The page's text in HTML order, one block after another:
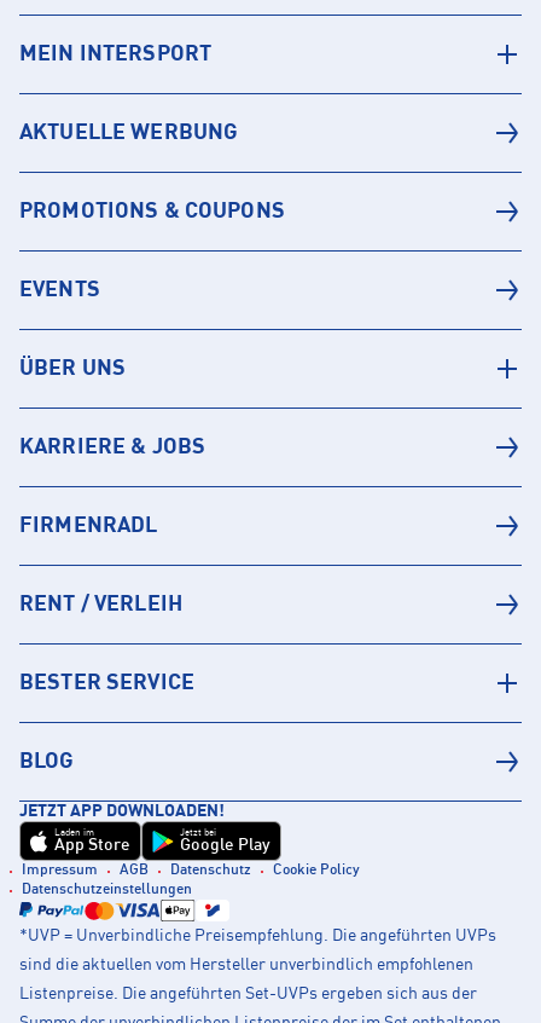
MEIN INTERSPORT
AKTUELLE WERBUNG
PROMOTIONS & COUPONS
EVENTS
ÜBER UNS
KARRIERE & JOBS
FIRMENRADL
RENT / VERLEIH
BESTER SERVICE
BLOG
JETZT APP DOWNLOADEN!
Laden im
App Store
Jetzt bei
Google Play
Impressum AGB Datenschutz
Cookie Policy
Datenschutzeinstellungen
*UVP = Unverbindliche Preisempfehlung. Die angeführten UVPs
sind die aktuellen vom Hersteller unverbindlich empfohlenen
Listenpreise. Die angeführten Set-UVPs ergeben sich aus der